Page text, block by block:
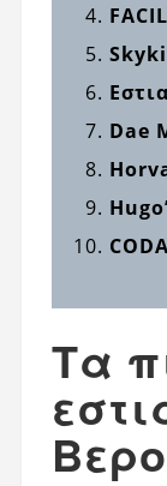
FACIL
Dae
Τα